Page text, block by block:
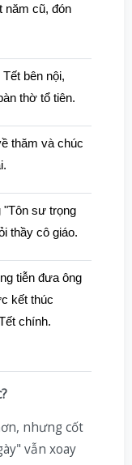
năm cũ, đón
bên nội,
thờ tổ tiên.
thăm và chúc
"Tôn sư trọng
thầy cô giáo.
tiễn đưa ông
kết thúc
chính.
nhưng cốt
vẫn xoay